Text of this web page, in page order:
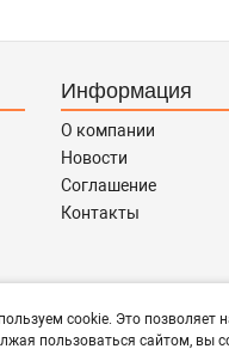
Информация
О компании
Новости
Соглашение
Контакты
или Вам требуется
Вам поможемcookie. Это позволяет
пользоваться сайтом, вы